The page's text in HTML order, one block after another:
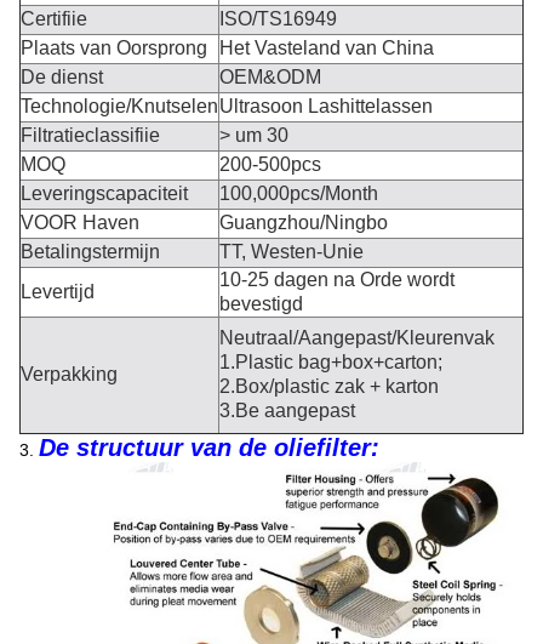
Certifiie
ISO/TS16949
Plaats van Oorsprong
Het Vasteland van China
De dienst
OEM&ODM
Technologie/KnutselenUltrasoon Lashittelassen
Filtratieclassifiie
> um 30
MOQ
200-500pcs
Leveringscapaciteit
100,000pcs/Month
VOOR Haven
Guangzhou/Ningbo
Betalingstermijn
TT, Westen-Unie
Levertijd
10-25 dagen na Orde wordt
bevestigd
Verpakking
Neutraal/Aangepast/Kleurenvak
1.Plastic bag+box+carton;
2.Box/plastic zak + karton
3.Be aangepast
3. De structuur van de oliefilter: